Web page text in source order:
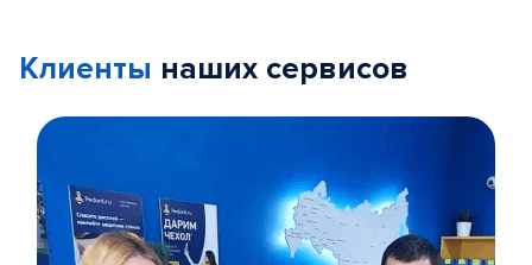
Клиенты наших сервисов